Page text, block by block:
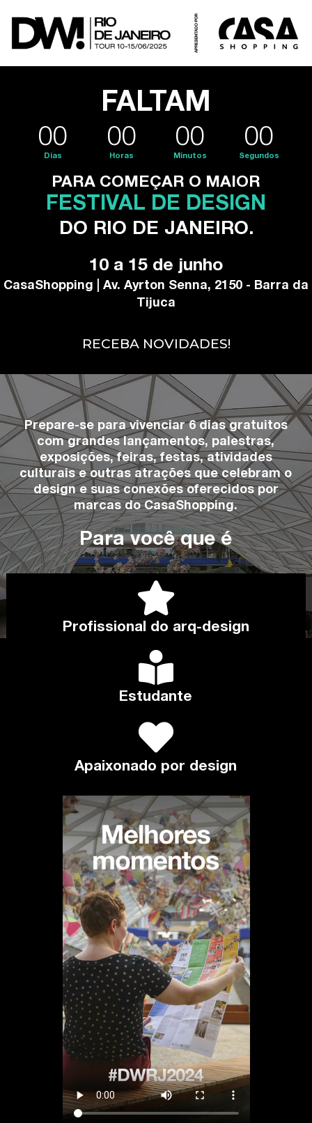
FALTAM
00
Dias
00
Horas
00
Minutos
00
Segundos
PARA COMEÇAR O MAIOR
FESTIVAL DE DESIGN
DO RIO DE JANEIRO.
10 a 15 de junho
CasaShopping | Av. Ayrton Senna, 2150 - Barra da
Tijuca
RECEBA NOVIDADES!
Prepare-se para vivenciar 6 dias gratuitos
com grandes lançamentos, palestras,
exposições, feiras, festas, atividades
culturais e outras atrações que celebram o
design e suas conexões oferecidos por
marcas do CasaShopping.
Para você que é
Profissional do arq-design
Estudante
Apaixonado por design